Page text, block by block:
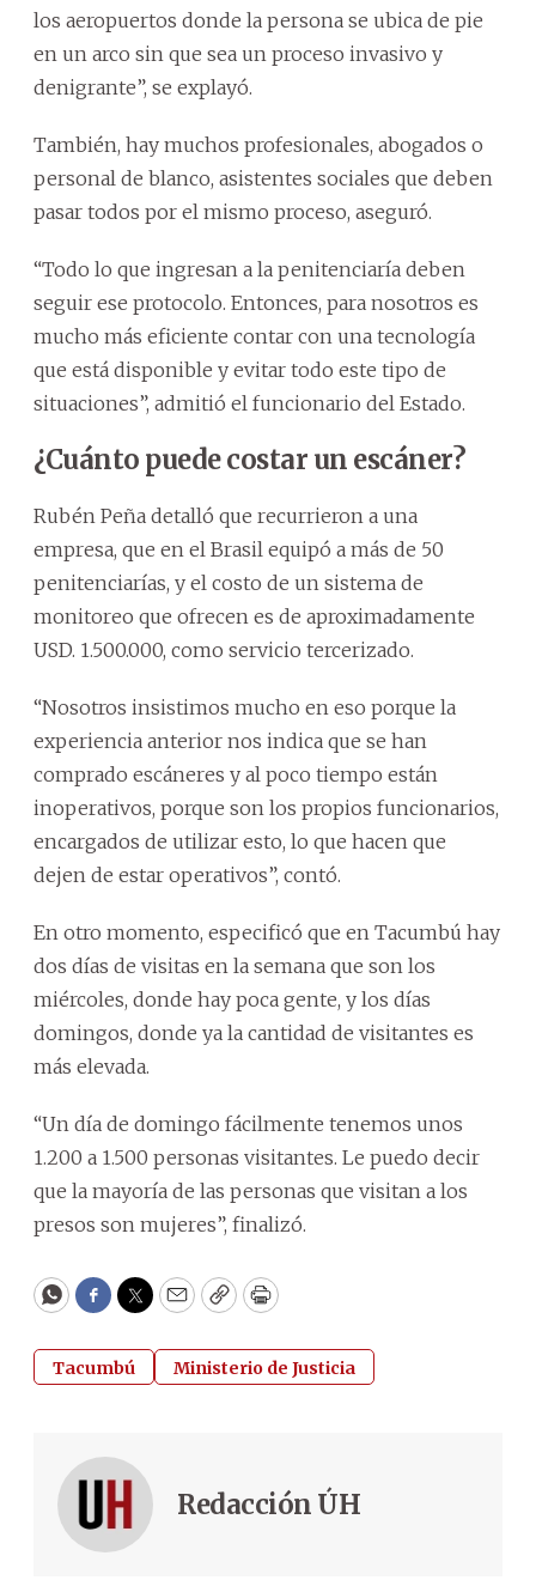
los aeropuertos donde la persona se ubica de pie
en un arco sin que sea un proceso invasivo y
denigrante”, se explayó.
También, hay muchos profesionales, abogados o
personal de blanco, asistentes sociales que deben
pasar todos por el mismo proceso, aseguró.
“Todo lo que ingresan a la penitenciaría deben
seguir ese protocolo. Entonces, para nosotros es
mucho más eficiente contar con una tecnología
que está disponible y evitar todo este tipo de
situaciones”, admitió el funcionario del Estado.
¿Cuánto puede costar un escáner?
Rubén Peña detalló que recurrieron a una
empresa, que en el Brasil equipó a más de 50
penitenciarías, y el costo de un sistema de
monitoreo que ofrecen es de aproximadamente
USD. 1.500.000, como servicio tercerizado.
“Nosotros insistimos mucho en eso porque la
experiencia anterior nos indica que se han
comprado escáneres y al poco tiempo están
inoperativos, porque son los propios funcionarios,
encargados de utilizar esto, lo que hacen que
dejen de estar operativos”, contó.
En otro momento, especificó que en Tacumbú hay
dos días de visitas en la semana que son los
miércoles, donde hay poca gente, y los días
domingos, donde ya la cantidad de visitantes es
más elevada.
“Un día de domingo fácilmente tenemos unos
1.200 a 1.500 personas visitantes. Le puedo decir
que la mayoría de las personas que visitan a los
presos son mujeres”, finalizó.
WhatsApp
Facebook
Twitter
EmailCopyPrint
Tacumbú Ministerio de Justicia
Redacción ÚH